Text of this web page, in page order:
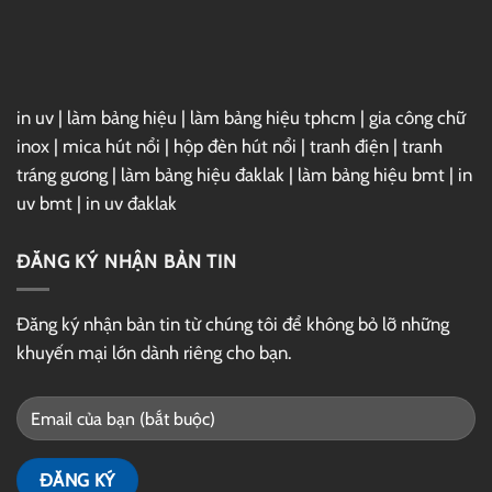
in uv | làm bảng hiệu | làm bảng hiệu tphcm | gia công chữ
inox | mica hút nổi | hộp đèn hút nổi | tranh điện | tranh
tráng gương | làm bảng hiệu đaklak | làm bảng hiệu bmt | in
uv bmt | in uv đaklak
ĐĂNG KÝ NHẬN BẢN TIN
Đăng ký nhận bản tin từ chúng tôi để không bỏ lỡ những
khuyến mại lớn dành riêng cho bạn.